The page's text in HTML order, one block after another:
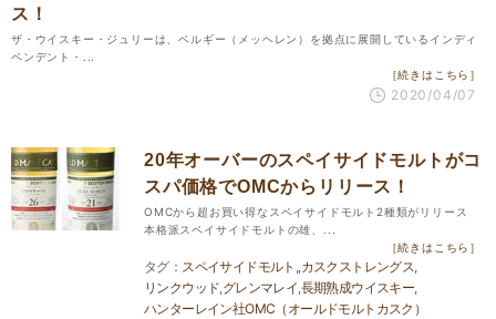
ス！
ザ・ウイスキー・ジュリーは、ベルギー（メッヘレン）を拠点に展開しているインディ
ペンデント・...
［続きはこちら］
2020/04/07
20年オーバーのスペイサイドモルトがコ
スパ価格でOMCからリリース！
OMCから超お買い得なスペイサイドモルト2種類がリリース
本格派スペイサイドモルトの雄、...
［続きはこちら］
スペイサイドモルト カスクストレングス
リンクウッドグレンマレイ 長期熟成ウイスキー
ハンターレイン社OMC（オールドモルトカスク）